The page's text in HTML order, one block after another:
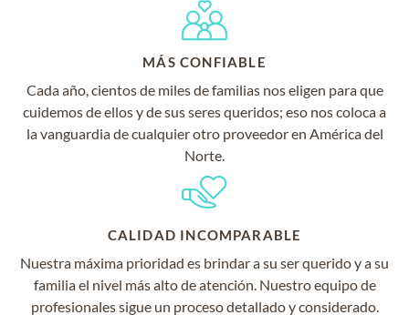
MÁS CONFIABLE
Cada año, cientos de miles de familias nos eligen para que
cuidemos de ellos y de sus seres queridos; eso nos coloca a
la vanguardia de cualquier otro proveedor en América del
Norte.
CALIDAD INCOMPARABLE
Nuestra máxima prioridad es brindar a su ser querido y a su
familia el nivel más alto de atención. Nuestro equipo de
profesionales sigue un proceso detallado y considerado.